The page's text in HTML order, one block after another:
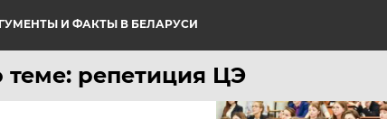
И ФАКТЫ В БЕЛАРУСИ
репетиция ЦЭ